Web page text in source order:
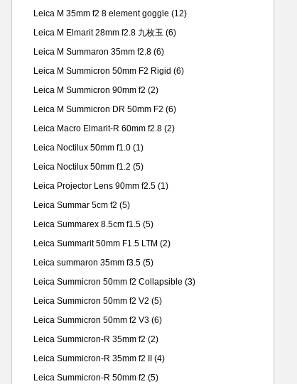
Leica M 35mm f2 8 element goggle (12)
Leica M Elmarit 28mm f2.8 九枚玉 (6)
Leica M Summaron 35mm f2.8 (6)
Leica M Summicron 50mm F2 Rigid (6)
Leica M Summicron 90mm f2 (2)
Leica M Summicron DR 50mm F2 (6)
Leica Macro Elmarit-R 60mm f2.8 (2)
Leica Noctilux 50mm f1.0 (1)
Leica Noctilux 50mm f1.2 (5)
Leica Projector Lens 90mm f2.5 (1)
Leica Summar 5cm f2 (5)
Leica Summarex 8.5cm f1.5 (5)
Leica Summarit 50mm F1.5 LTM (2)
Leica summaron 35mm f3.5 (5)
Leica Summicron 50mm f2 Collapsible (3)
Leica Summicron 50mm f2 V2 (5)
Leica Summicron 50mm f2 V3 (6)
Leica Summicron-R 35mm f2 (2)
Leica Summicron-R 35mm f2 II
(4)
Leica Summicron-R 50mm f2 (5)